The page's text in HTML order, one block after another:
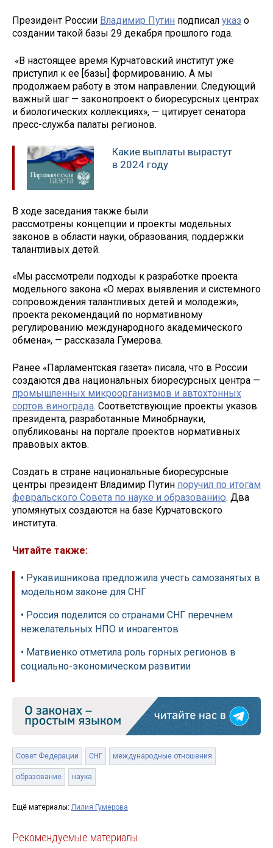
Президент России Владимир Путин подписал указ о
создании такой базы 29 декабря прошлого года.
«В настоящее время Курчатовский институт уже
приступил к ее [базы] формированию. А мы
продолжаем работу в этом направлении. Следующий
важный шаг — законопроект о биоресурсных центрах
и биологических коллекциях», — цитирует сенатора
пресс-служба палаты регионов.
Какие выплаты вырастут
в 2024 году
В ходе заседания также были
рассмотрены концепции и проекты модельных
законов в области науки, образования, поддержки
талантливых детей.
«Мы рассмотрели подходы к разработке проекта
модельного закона «О мерах выявления и системного
сопровождения талантливых детей и молодежи»,
проекта рекомендаций по нормативному
регулированию международного академического
обмена», — рассказала Гумерова.
Ранее «Парламентская газета» писала, что в России
создаются два национальных биоресурсных центра —
промышленных микроорганизмов и автохтонных
сортов винограда. Соответствующие проекты указов
президента, разработанные Минобрнауки,
опубликованы на портале проектов нормативных
правовых актов.
Создать в стране национальные биоресурсные
центры президент Владимир Путин поручил по итогам
февральского Совета по науке и образованию. Два
упомянутых создаются на базе Курчатовского
института.
Читайте также:
• Рукавишникова предложила учесть самозанятых в
модельном законе для СНГ
• Россия поделится со странами СНГ перечнем
нежелательных НПО и иноагентов
• Матвиенко отметила роль горных регионов в
социально-экономическом развитии
Совет Федерации СНГ международные отношения
образование наука
Ещё материалы: Лилия Гумерова
Рекомендуемые материалы